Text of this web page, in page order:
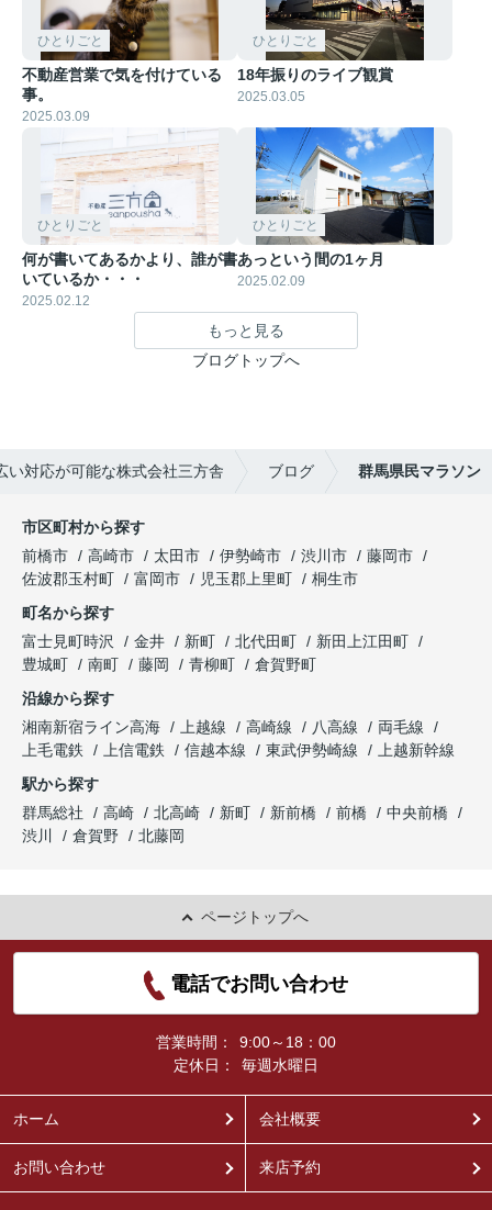
ひとりごと
不動産営業で気を付けている
事。
2025.03.09
ひとりごと
18年振りのライブ観賞
2025.03.05
ひとりごと
何が書いてあるかより、誰が書
いているか・・・
2025.02.12
ひとりごと
あっという間の1ヶ月
2025.02.09
もっと見る
ブログトップへ
い対応が可能な株式会社三方舎 ブログ 群馬県民マラソン
市区町村から探す
前橋市
高崎市 太田市 伊勢崎市 渋川市
藤岡市
佐波郡玉村町
富岡市 児玉郡上里町
桐生市
町名から探す
富士見町時沢
金井 新町 北代田町
新田上江田町
豊城町
南町 藤岡 青柳町
倉賀野町
沿線から探す
湘南新宿ライン高海
上越線 高崎線 八高線
両毛線
上毛電鉄
上信電鉄 信越本線 東武伊勢崎線
上越新幹線
駅から探す
群馬総社
高崎 北高崎 新町 新前橋 前橋
中央前橋
渋川
倉賀野 北藤岡
ページトップへ
電話でお問い合わせ
営業時間：
9:00～18：00
定休日：
毎週水曜日
ホーム 会社概要
お問い合わせ 来店予約